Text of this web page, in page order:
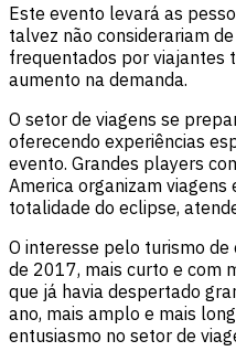
Este evento levará as
talvez não considerariam
frequentados por viajantes
aumento na demanda.
O setor de viagens se
oferecendo experiências
evento. Grandes players
America organizam viagens
totalidade do eclipse,
O interesse pelo turismo
de 2017, mais curto e com
que já havia despertado
ano, mais amplo e mais
entusiasmo no setor de